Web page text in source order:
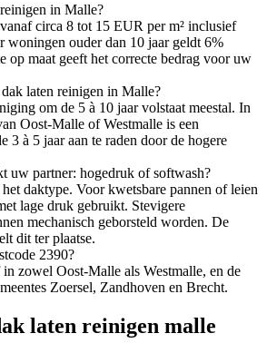
in Malle?
circa 8 tot 15 EUR per m² inclusief
woningen ouder dan 10 jaar geldt 6%
op maat geeft het correcte bedrag voor uw
laten reinigen in Malle?
om de 5 à 10 jaar volstaat meestal. In
Oost-Malle of Westmalle is een
3 à 5 jaar aan te raden door de hogere
uw partner: hogedruk of softwash?
daktype. Voor kwetsbare pannen of leien
lage druk gebruikt. Stevigere
mechanisch geborsteld worden. De
dit ter plaatse.
2390?
zowel Oost-Malle als Westmalle, en de
Zoersel, Zandhoven en Brecht.
laten reinigen malle